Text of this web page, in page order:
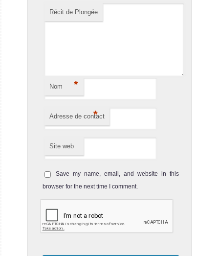
Récit de Plongée
Nom *
Adresse de contact
*
Site web
Save my name, email, and website in this
browser for the next time I comment.